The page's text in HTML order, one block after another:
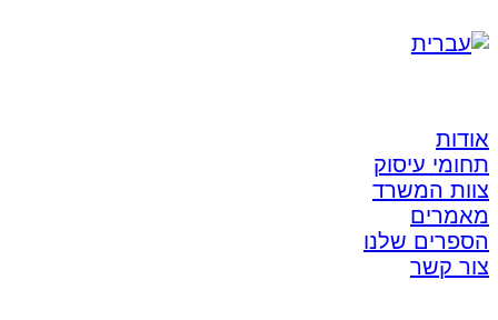
אודות
תחומי עיסוק
צוות המשרד
מאמרים
הספרים שלנו
צור קשר